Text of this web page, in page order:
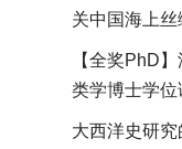
关中国海上
【全奖PhD
类学博士学位
大西洋史研究